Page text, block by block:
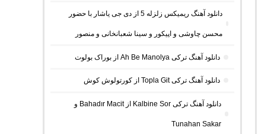
دانلود آهنگ ریمیکس زلزله 5 از دی جی یاشار با حضور
محسن چاوشی و اپیکور و سینا شعبانخانی و منصور
دانلود آهنگ ترکی Ah Be Manolya از بوراک بولوت
دانلود آهنگ ترکی Topla Git از کورتولوش کوش
دانلود آهنگ ترکی Kalbine Sor از Bahadır Macit و
Tunahan Sakar